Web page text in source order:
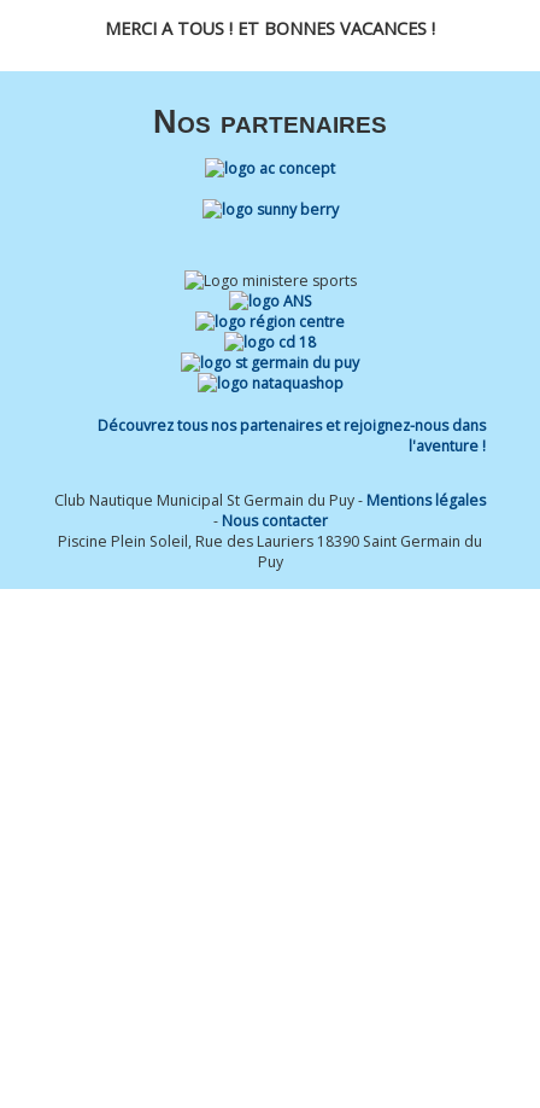
MERCI A TOUS ! ET BONNES VACANCES !
Nos partenaires
Découvrez tous nos partenaires et rejoignez-nous dans
l'aventure !
Club Nautique Municipal St Germain du Puy - Mentions légales
- Nous contacter
Piscine Plein Soleil, Rue des Lauriers 18390 Saint Germain du
Puy